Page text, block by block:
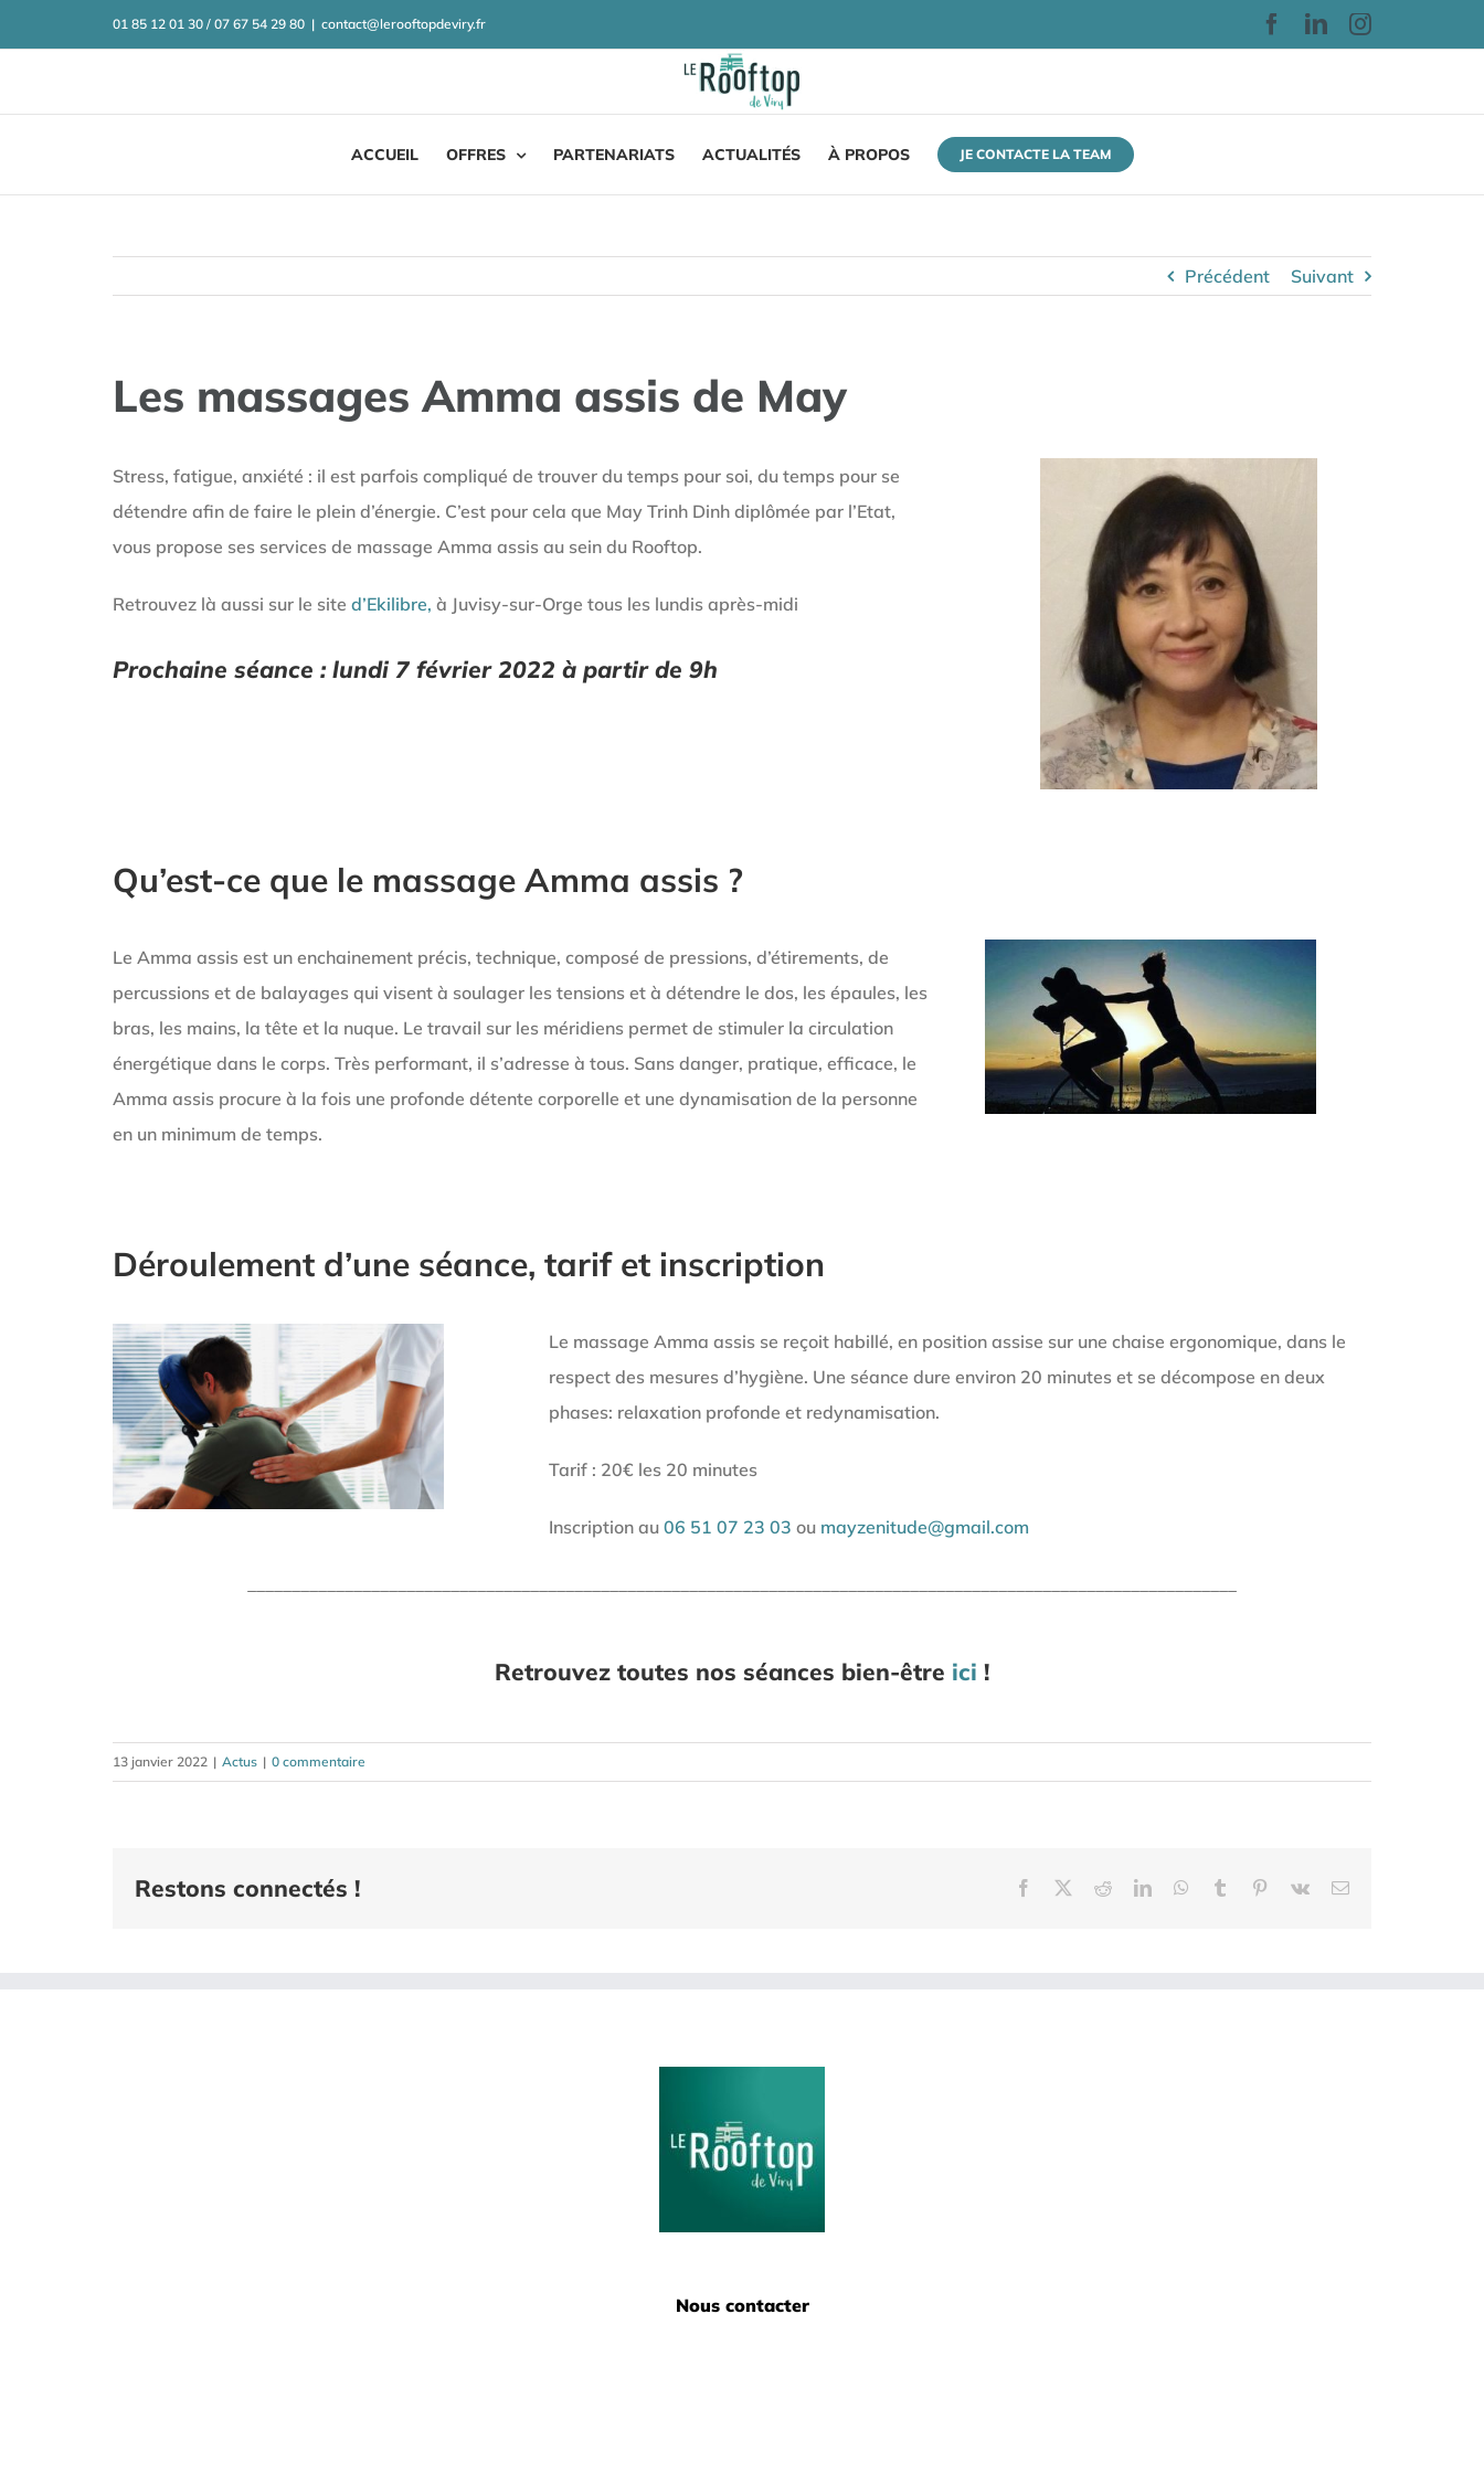
au
01 85 12 01 30 / 07 67 54 29 80 | contact@lerooftopdeviry.fr Facebook
LinkedInInstagram
ACCUEIL OFFRES PARTENARIATS ACTUALITÉS À PROPOS JE CONTACTE LA TEAM
Précédent Suivant
Les massages Amma assis de May
Stress, fatigue, anxiété : il est parfois compliqué de trouver du temps pour soi, du temps pour se
détendre afin de faire le plein d’énergie. C’est pour cela que May Trinh Dinh diplômée par l’Etat,
vous propose ses services de massage Amma assis au sein du Rooftop.
Retrouvez là aussi sur le site d’Ekilibre, à Juvisy-sur-Orge tous les lundis après-midi
Prochaine séance : lundi 7 février 2022 à partir de 9h
Qu’est-ce que le massage Amma assis ?
Le Amma assis est un enchainement précis, technique, composé de pressions, d’étirements, de
percussions et de balayages qui visent à soulager les tensions et à détendre le dos, les épaules, les
bras, les mains, la tête et la nuque. Le travail sur les méridiens permet de stimuler la circulation
énergétique dans le corps. Très performant, il s’adresse à tous. Sans danger, pratique, efficace, le
Amma assis procure à la fois une profonde détente corporelle et une dynamisation de la personne
en un minimum de temps.
Déroulement d’une séance, tarif et inscription
Le massage Amma assis se reçoit habillé, en position assise sur une chaise ergonomique, dans le
respect des mesures d’hygiène. Une séance dure environ 20 minutes et se décompose en deux
phases: relaxation profonde et redynamisation.
Tarif : 20€ les 20 minutes
Inscription au06 51 07 23 03 ou mayzenitude@gmail.com
Retrouvez toutes nos séances bien-être ici !
13 janvier 2022 | Actus | 0 commentaire
Restons connectés ! Facebook RedditLinkedInWhatsApp
Tumblr Pinterest
Vk Email
Nous contacter